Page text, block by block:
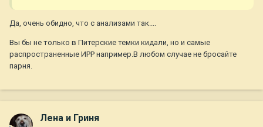
Да, очень обидно, что с анализами так....
Вы бы не только в Питерские темки кидали, но и самые
распространенные ИРР например.В любом случае не бросайте
парня.
Лена и Гриня